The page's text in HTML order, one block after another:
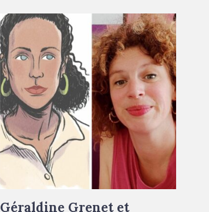
Géraldine Grenet et